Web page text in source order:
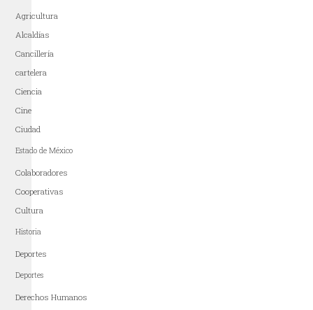
Agricultura
Alcaldías
Cancillería
cartelera
Ciencia
Cine
Ciudad
Estado de México
Colaboradores
Cooperativas
Cultura
Historia
Deportes
Deportes
Derechos Humanos